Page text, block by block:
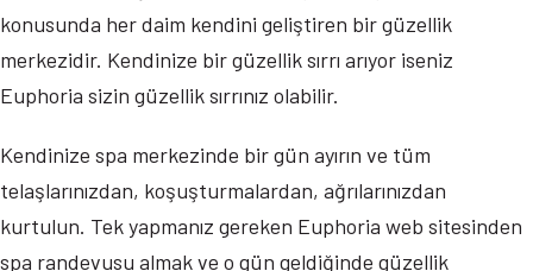
konusunda her daim kendini geliştiren bir güzellik
merkezidir. Kendinize bir güzellik sırrı arıyor iseniz
Euphoria sizin güzellik sırrınız olabilir.
Kendinize spa merkezinde bir gün ayırın ve tüm
telaşlarınızdan, koşuşturmalardan, ağrılarınızdan
kurtulun. Tek yapmanız gereken Euphoria web sitesinden
spa randevusu almak ve o gün geldiğinde güzellik